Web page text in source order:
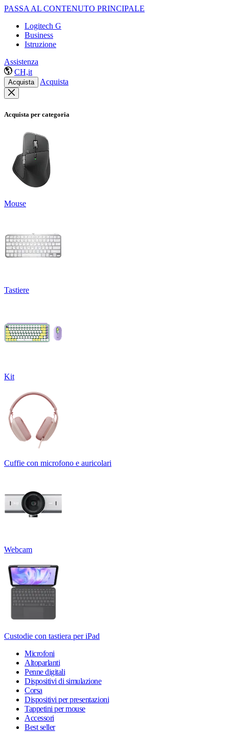
PASSA AL CONTENUTO PRINCIPALE
Logitech G
Business
Istruzione
Assistenza
CH,it
Acquista Acquista
Acquista per categoria
Mouse
Tastiere
Kit
Cuffie con microfono e auricolari
Webcam
Custodie con tastiera per iPad
Microfoni
Altoparlanti
Penne digitali
Dispositivi di simulazione
Corsa
Dispositivi per presentazioni
Tappetini per mouse
Accessori
Best seller